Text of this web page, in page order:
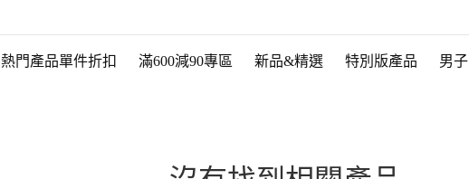
熱門產品單件折扣 滿600減90專區 新品&精選 特別版產品 男子